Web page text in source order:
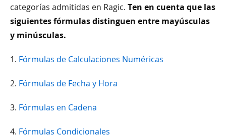
categorías admitidas en Ragic. Ten en cuenta que las
siguientes fórmulas distinguen entre mayúsculas
y minúsculas.
1. Fórmulas de Calculaciones Numéricas
2. Fórmulas de Fecha y Hora
3. Fórmulas en Cadena
4. Fórmulas Condicionales